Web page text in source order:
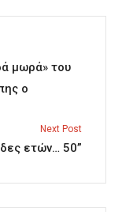
μωρά» του
ο
Next Post
ετών… 50”